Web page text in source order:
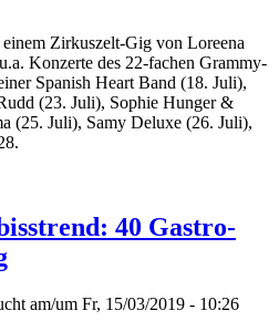
Zirkuszelt-Gig von Loreena
Konzerte des 22-fachen Grammy-
Spanish Heart Band (18. Juli),
(23. Juli), Sophie Hunger &
(25. Juli), Samy Deluxe (26. Juli),
40 Gastro-
am/um Fr, 15/03/2019 - 10:26